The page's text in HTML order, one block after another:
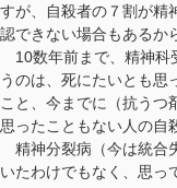
すが、自殺者の７割が精
認できない場合もあるか
10数年前まで、精神科
うのは、死にたいとも思
こと、今までに（抗うつ
思ったこともない人の自
精神分裂病（今は統合
いたわけでもなく、思っ